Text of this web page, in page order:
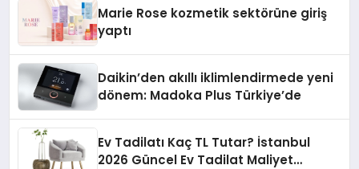
Marie Rose kozmetik sektörüne giriş
yaptı
Daikin’den akıllı iklimlendirmede yeni
dönem: Madoka Plus Türkiye’de
Ev Tadilatı Kaç TL Tutar? İstanbul
2026 Güncel Ev Tadilat Maliyet